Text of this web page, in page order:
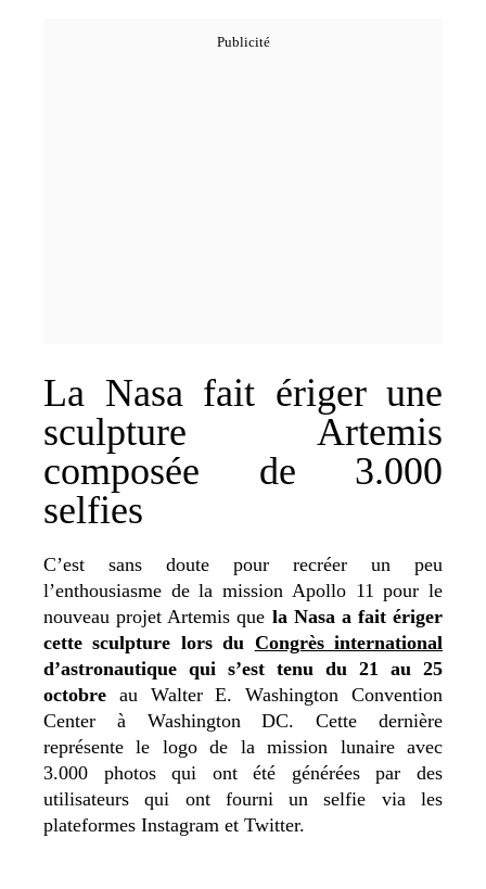
La Nasa fait ériger une
sculpture Artemis
composée de 3.000
selfies
C’est sans doute pour recréer un peu
l’enthousiasme de la mission Apollo 11 pour le
nouveau projet Artemis que la Nasa a fait ériger
cette sculpture lors du Congrès international
d’astronautique qui s’est tenu du 21 au 25
octobre au Walter E. Washington Convention
Center à Washington DC. Cette dernière
représente le logo de la mission lunaire avec
3.000 photos qui ont été générées par des
utilisateurs qui ont fourni un selfie via les
plateformes Instagram et Twitter.